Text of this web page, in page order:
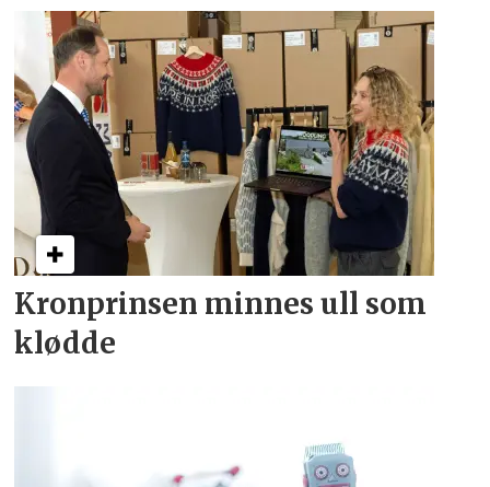
Kronprinsen minnes ull som
klødde